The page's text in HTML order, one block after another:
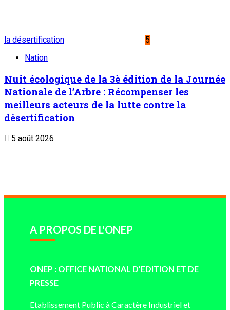
la désertification
5
Nation
Nuit écologique de la 3è édition de la Journée
Nationale de l’Arbre : Récompenser les
meilleurs acteurs de la lutte contre la
désertification
5 août 2026
A PROPOS DE L'ONEP
ONEP : OFFICE NATIONAL D’EDITION ET DE
PRESSE
Etablissement Public à Caractère Industriel et